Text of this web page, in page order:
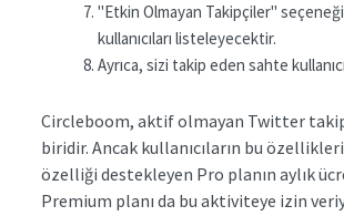
"Etkin Olmayan Takipçiler"
kullanıcıları listeleyecektir.
Ayrıca, sizi takip eden sahte
Circleboom, aktif olmayan Twitter
biridir. Ancak kullanıcıların bu
özelliği destekleyen Pro planın aylık
Premium planı da bu aktiviteye izin